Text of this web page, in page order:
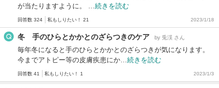
が当たりますように。 … 続きを読む
回答数 324 私もしりたい！ 21 2023/1/18
冬 手のひらとかかとのざらつきのケア by 兎渓 さん
毎年冬になると手のひらとかかとのざらつきが気になります。
今までアトピー等の皮膚疾患にか… 続きを読む
回答数 41 私もしりたい！ 1 2023/1/3